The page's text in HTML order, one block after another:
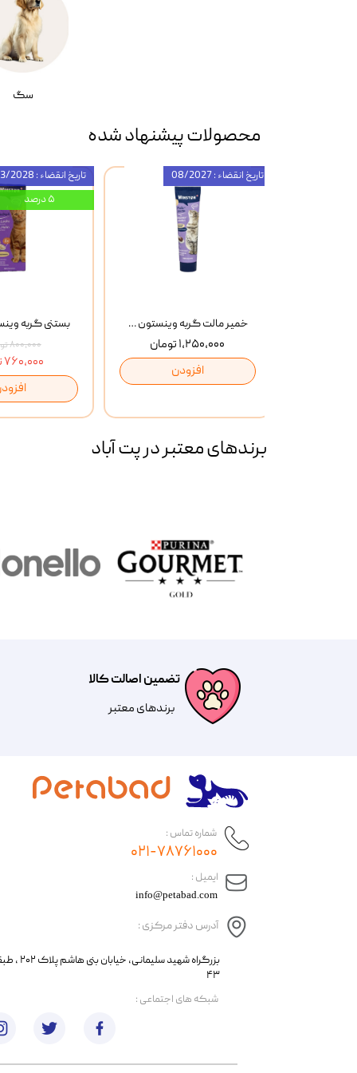
سگ
محصولات پیشنهاد شده
۸۰۰,۰۰۰ تومان
۷۶۰,۰۰۰ تومان
تاریخ انقضاء : 03/2028
۵ درصد
خمیر مالت گربه وینستون Winston Flea Seed Husks وزن 100 گرم
۱,۲۵۰,۰۰۰ تومان
افزودن
تاریخ انقضاء : 08/2027
برند‌های معتبر در پت آباد
تضمین اصالت کالا
​​برندهای معتبر​​​​​​​
​ایمیل :
آدرس دفتر مرکزی :
info@petabad.com
​​بزرگراه شهید
۴۳
شماره تماس :
۰۲۱-۷۸۷۶۱۰۰۰
​شبکه های اجتماعی :